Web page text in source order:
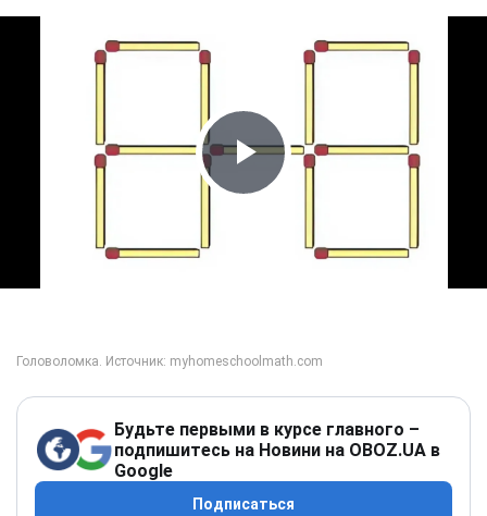
Play Video
Будьте первыми в курсе главного –
подпишитесь на Новини на OBOZ.UA в
Google
Подписаться